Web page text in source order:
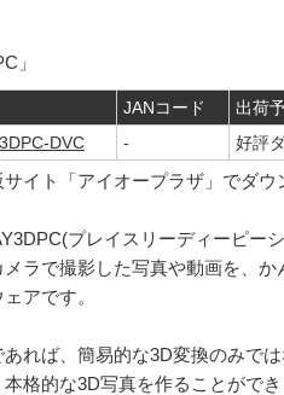
」
JANコード 出荷
DVC
- 好評
イト「アイオープラザ」でダウ
プレイスリーディーピー
メラで撮影した写真や動画を、
アです。
あれば、簡易的な3D変換のみで
本格的な3D写真を作ることがで